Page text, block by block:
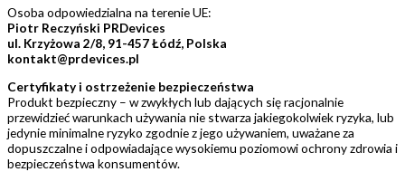
Osoba odpowiedzialna na terenie UE:
Piotr Reczyński PRDevices
ul. Krzyżowa 2/8, 91-457 Łódź, Polska
kontakt@prdevices.pl
Certyfikaty i ostrzeżenie bezpieczeństwa
Produkt bezpieczny – w zwykłych lub dających się racjonalnie
przewidzieć warunkach używania nie stwarza jakiegokolwiek ryzyka, lub
jedynie minimalne ryzyko zgodnie z jego używaniem, uważane za
dopuszczalne i odpowiadające wysokiemu poziomowi ochrony zdrowia i
bezpieczeństwa konsumentów.